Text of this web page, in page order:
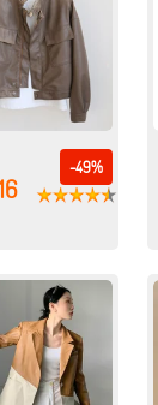
-49%